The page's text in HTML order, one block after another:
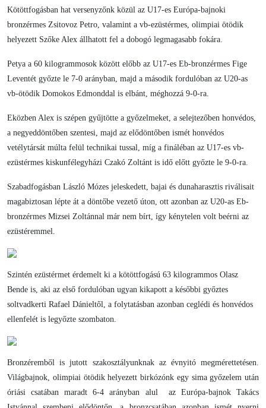
Kötöttfogásban hat versenyzőnk közül az U17-es Európa-bajnoki
bronzérmes Zsitovoz Petro, valamint a vb-ezüstérmes, olimpiai ötödik
helyezett Szőke Alex állhatott fel a dobogó legmagasabb fokára.
Petya a 60 kilogrammosok között előbb az U17-es Eb-bronzérmes Fige
Leventét győzte le 7-0 arányban, majd a második fordulóban az U20-as
vb-ötödik Domokos Edmonddal is elbánt, méghozzá 9-0-ra.
Eközben Alex is szépen gyűjtötte a győzelmeket, a selejtezőben honvédos,
a negyeddöntőben szentesi, majd az elődöntőben ismét honvédos
vetélytársát múlta felül technikai tussal, míg a fináléban az U17-es vb-
ezüstérmes kiskunfélegyházi Czakó Zoltánt is idő előtt győzte le 9-0-ra.
Szabadfogásban László Mózes jeleskedett, bajai és dunaharasztis riválisait
magabiztosan lépte át a döntőbe vezető úton, ott azonban az U20-as Eb-
bronzérmes Mizsei Zoltánnal már nem bírt, így kénytelen volt beérni az
ezüstéremmel.
Szintén ezüstérmet érdemelt ki a kötöttfogású 63 kilogrammos Olasz
Bende is, aki az első fordulóban ugyan kikapott a későbbi győztes
soltvadkerti Rafael Dánieltől, a folytatásban azonban ceglédi és honvédos
ellenfelét is legyőzte szombaton.
Bronzéremből is jutott szakosztályunknak az évnyitó megmérettetésen.
Világbajnok, olimpiai ötödik helyezett birkózónk egy sima győzelem után
óriási csatában maradt 6-4 arányban alul az Európa-bajnok Takács